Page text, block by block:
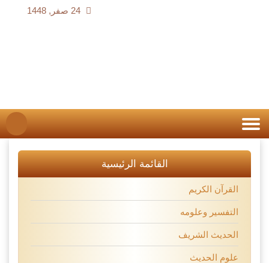
القائمة الرئيسية
القرآن الكريم
التفسير وعلومه
الحديث الشريف
علوم الحديث